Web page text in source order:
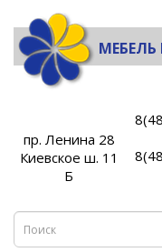
МЕБЕЛЬ
пр. Ленина 28
Киевское ш. 11
Б